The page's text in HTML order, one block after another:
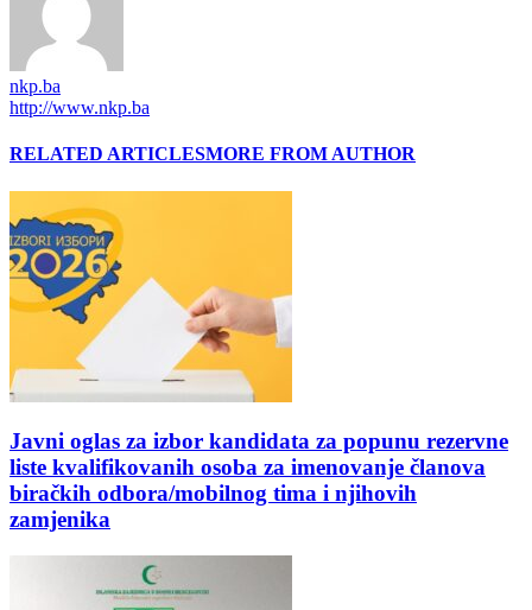
nkp.ba
http://www.nkp.ba
RELATED ARTICLESMORE FROM AUTHOR
Javni oglas za izbor kandidata za popunu rezervne
liste kvalifikovanih osoba za imenovanje članova
biračkih odbora/mobilnog tima i njihovih
zamjenika